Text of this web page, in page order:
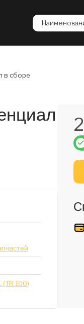
в сборе
(TR 100)